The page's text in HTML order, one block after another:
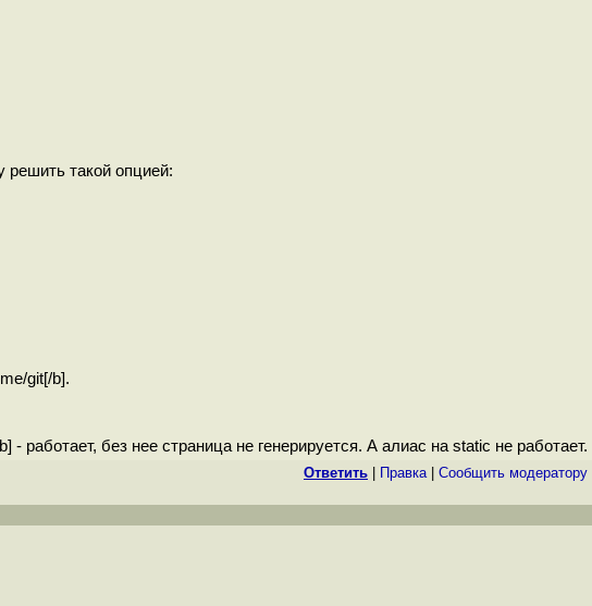
такой опцией:
git[/b].
без нее страница не генерируется. А алиас на static не работает.
Ответить Правка| Cообщить модератору